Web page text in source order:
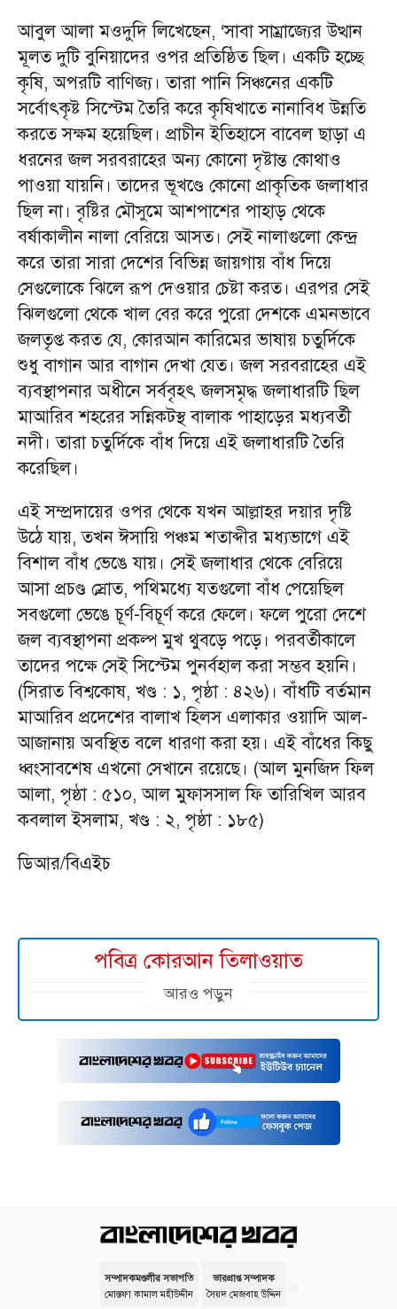
আবুল আলা মওদুদি লিখেছেন, ‘সাবা সাম্রাজ্যের উত্থান
মূলত দুটি বুনিয়াদের ওপর প্রতিষ্ঠিত ছিল। একটি হচ্ছে
কৃষি, অপরটি বাণিজ্য। তারা পানি সিঞ্চনের একটি
সর্বোৎকৃষ্ট সিস্টেম তৈরি করে কৃষিখাতে নানাবিধ উন্নতি
করতে সক্ষম হয়েছিল। প্রাচীন ইতিহাসে বাবেল ছাড়া এ
ধরনের জল সরবরাহের অন্য কোনো দৃষ্টান্ত কোথাও
পাওয়া যায়নি। তাদের ভূখণ্ডে কোনো প্রাকৃতিক জলাধার
ছিল না। বৃষ্টির মৌসুমে আশপাশের পাহাড় থেকে
বর্ষাকালীন নালা বেরিয়ে আসত। সেই নালাগুলো কেন্দ্র
করে তারা সারা দেশের বিভিন্ন জায়গায় বাঁধ দিয়ে
সেগুলোকে ঝিলে রূপ দেওয়ার চেষ্টা করত। এরপর সেই
ঝিলগুলো থেকে খাল বের করে পুরো দেশকে এমনভাবে
জলতৃপ্ত করত যে, কোরআন কারিমের ভাষায় চতুর্দিকে
শুধু বাগান আর বাগান দেখা যেত। জল সরবরাহের এই
ব্যবস্থাপনার অধীনে সর্ববৃহৎ জলসমৃদ্ধ জলাধারটি ছিল
মাআরিব শহরের সন্নিকটস্থ বালাক পাহাড়ের মধ্যবর্তী
নদী। তারা চতুর্দিকে বাঁধ দিয়ে এই জলাধারটি তৈরি
করেছিল।
এই সম্প্রদায়ের ওপর থেকে যখন আল্লাহর দয়ার দৃষ্টি
উঠে যায়, তখন ঈসায়ি পঞ্চম শতাব্দীর মধ্যভাগে এই
বিশাল বাঁধ ভেঙে যায়। সেই জলাধার থেকে বেরিয়ে
আসা প্রচণ্ড স্রোত, পথিমধ্যে যতগুলো বাঁধ পেয়েছিল
সবগুলো ভেঙে চূর্ণ-বিচূর্ণ করে ফেলে। ফলে পুরো দেশে
জল ব্যবস্থাপনা প্রকল্প মুখ থুবড়ে পড়ে। পরবর্তীকালে
তাদের পক্ষে সেই সিস্টেম পুনর্বহাল করা সম্ভব হয়নি।
(সিরাত বিশ্বকোষ, খণ্ড : ১, পৃষ্ঠা : ৪২৬)। বাঁধটি বর্তমান
মাআরিব প্রদেশের বালাখ হিলস এলাকার ওয়াদি আল-
আজানায় অবস্থিত বলে ধারণা করা হয়। এই বাঁধের কিছু
ধ্বংসাবশেষ এখনো সেখানে রয়েছে। (আল মুনজিদ ফিল
আলা, পৃষ্ঠা : ৫১০, আল মুফাসসাল ফি তারিখিল আরব
কবলাল ইসলাম, খণ্ড : ২, পৃষ্ঠা : ১৮৫)
ডিআর/বিএইচ
পবিত্র কোরআন তিলাওয়াত
আরও পড়ুন
সম্পাদকমণ্ডলীর সভাপতি
মোস্তফা কামাল মহীউদ্দীন
ভারপ্রাপ্ত সম্পাদক
সৈয়দ মেজবাহ উদ্দিন